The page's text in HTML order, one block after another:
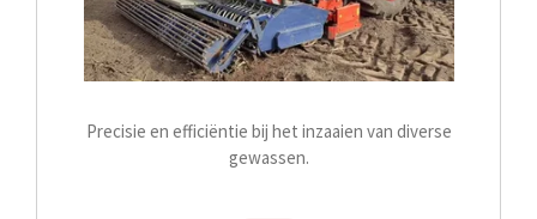
Precisie en efficiëntie bij het inzaaien van diverse
gewassen.